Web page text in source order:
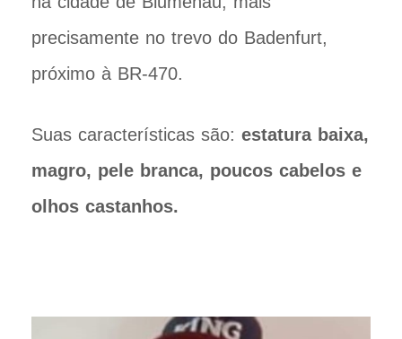
precisamente no trevo do Badenfurt,
próximo à BR-470.
Suas características são: estatura baixa,
magro, pele branca, poucos cabelos e
olhos castanhos.